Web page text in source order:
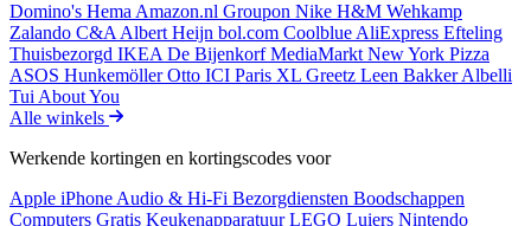
Domino's Hema Amazon.nl Groupon Nike H&M Wehkamp
Zalando C&A Albert Heijn bol.com Coolblue AliExpress Efteling
Thuisbezorgd IKEA De BijenkorfMediaMarkt New York Pizza
ASOS HunkemöllerOtto ICI Paris XL Greetz Leen BakkerAlbelli
Tui About You
Alle winkels
Werkende kortingen en kortingscodes voor
Apple iPhone Audio & Hi-Fi Bezorgdiensten Boodschappen
Computers Gratis KeukenapparatuurLEGO Luiers Nintendo